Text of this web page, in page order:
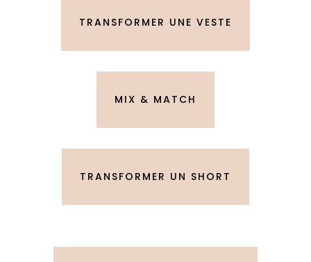
TRANSFORMER UNE VESTE
MIX & MATCH
TRANSFORMER UN SHORT